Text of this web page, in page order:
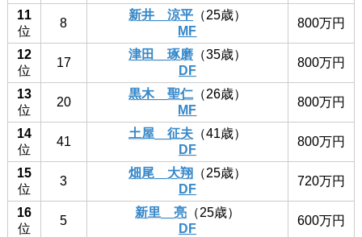
11
位
8
新井 涼平（25歳）
MF
800万円
12
位
17
津田 琢磨（35歳）
DF
800万円
13
位
20
黒木 聖仁（26歳）
MF
800万円
14
位
41
土屋 征夫（41歳）
DF
800万円
15
位
3
畑尾 大翔
（25歳）
DF
720万円
16
位
5
新里 亮（25歳）
DF
600万円